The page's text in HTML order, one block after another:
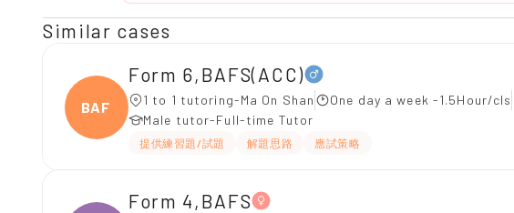
Similar cases
BAFS(
Form 6,BAFS(ACC)
1 to 1 tutoring-Ma On Shan
One day a week -1.5Hour/cls
Male tutor-Full-time Tutor
提供練習題/試題 解題思路 應試策略
Form 4,BAFS